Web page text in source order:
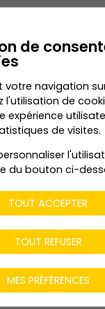
Bois SA
de
votre navigation
l'utilisation de
expérience
de visites.
du bouton ci-
TOUT ACCEPTER
TOUT REFUSER
MES PRÉFÉRENCES